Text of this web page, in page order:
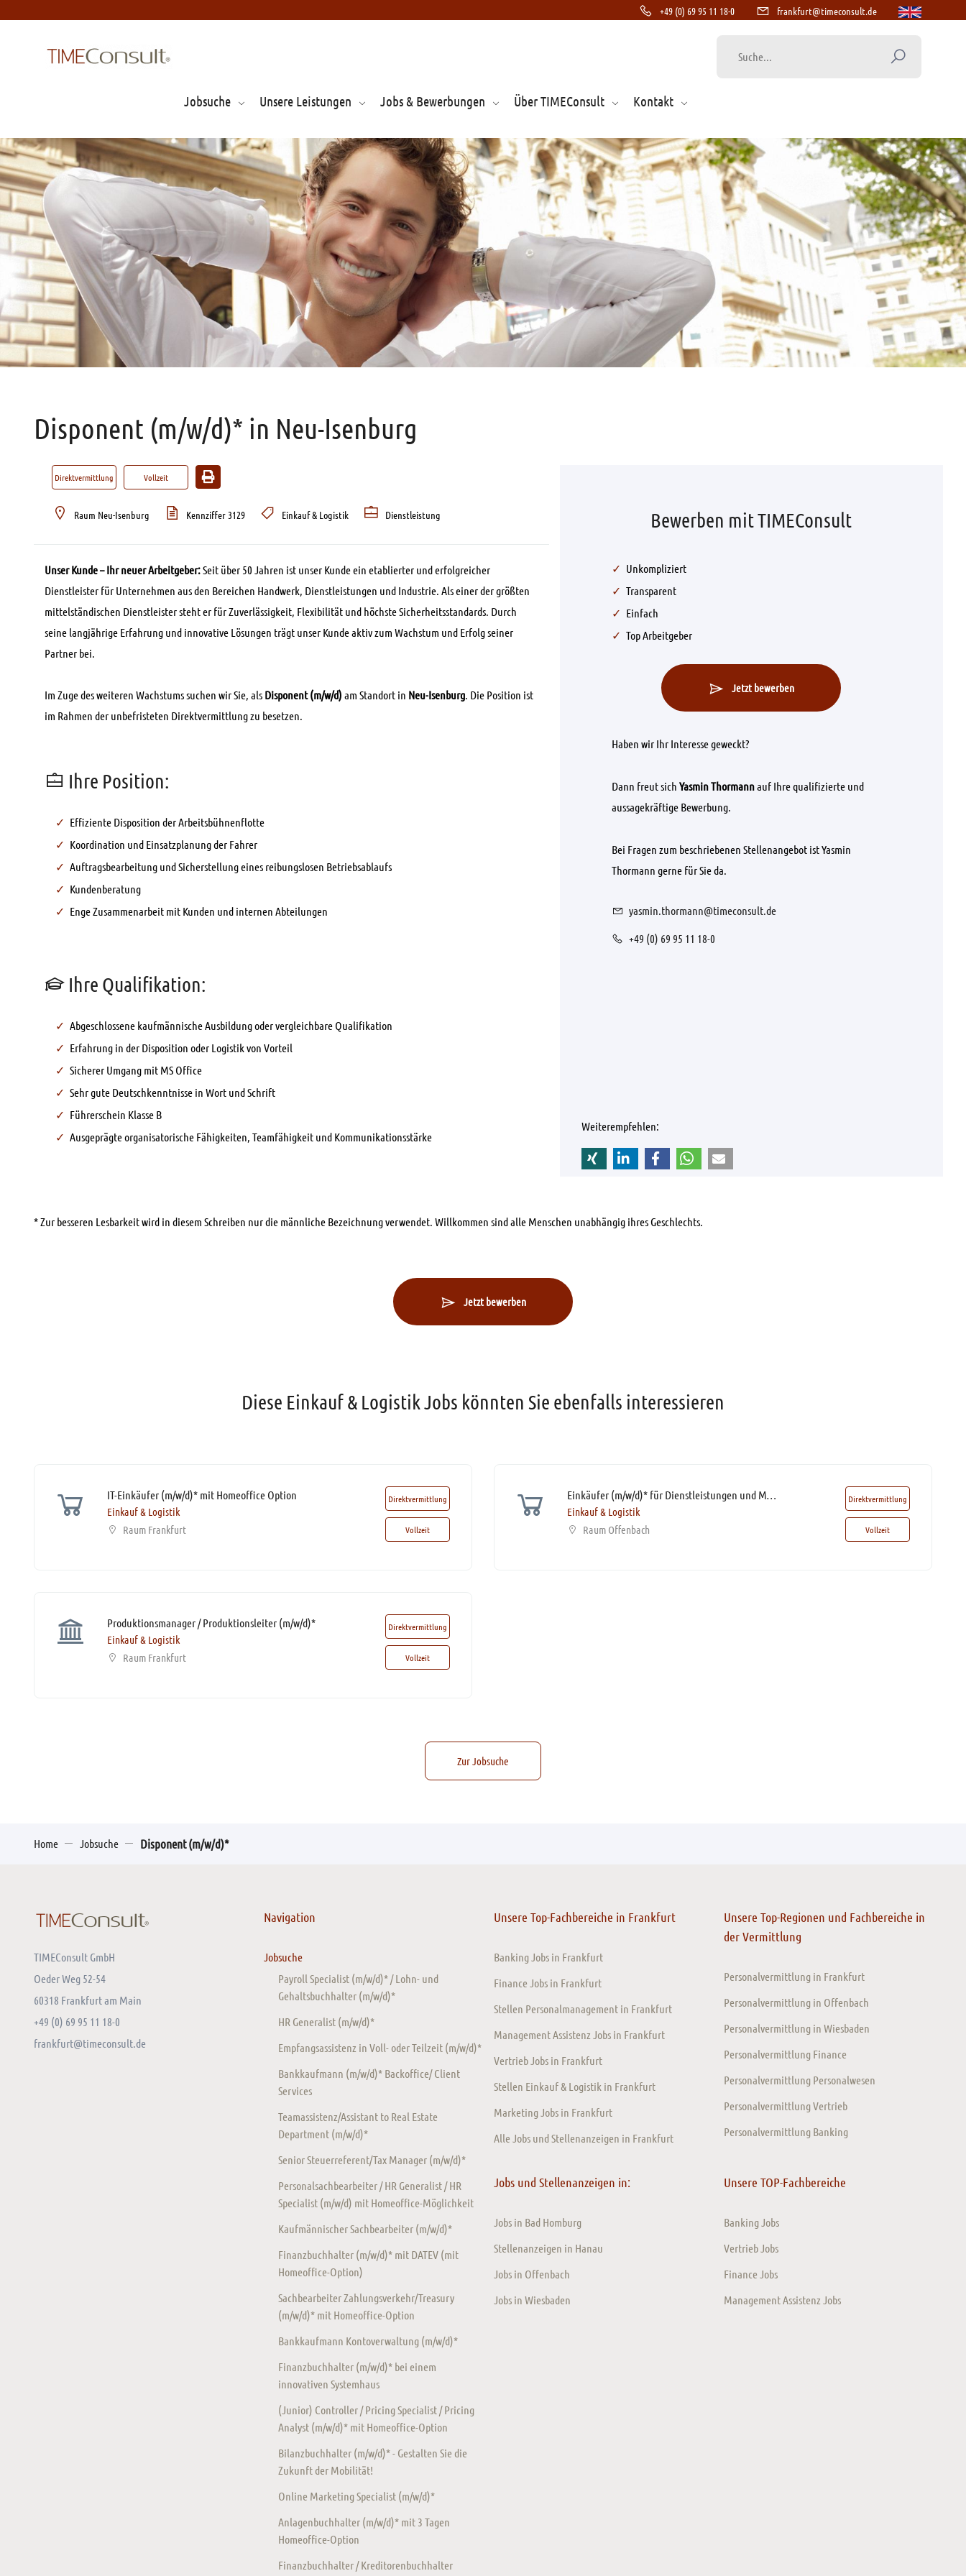
+49 (0) 69 95 11 18-0 frankfurt@timeconsult.de
Jobsuche Unsere Leistungen Jobs & Bewerbungen Über TIMEConsult Kontakt
Disponent (m/w/d)* in Neu-Isenburg
Direktvermittlung Vollzeit
Raum Neu-Isenburg Kennziffer 3129 Einkauf & Logistik Dienstleistung
Unser Kunde – Ihr neuer Arbeitgeber:Seit über 50 Jahren ist unser Kunde ein etablierter und erfolgreicher
Dienstleister für Unternehmen aus den Bereichen Handwerk, Dienstleistungen und Industrie. Als einer der größten
mittelständischen Dienstleister steht er für Zuverlässigkeit, Flexibilität und höchste Sicherheitsstandards. Durch
seine langjährige Erfahrung und innovative Lösungen trägt unser Kunde aktiv zum Wachstum und Erfolg seiner
Partner bei.
Im Zuge des weiteren Wachstums suchen wir Sie, als Disponent (m/w/d) am Standort in Neu-Isenburg. Die Position ist
im Rahmen der unbefristeten Direktvermittlung zu besetzen.
Ihre Position:
Effiziente Disposition der Arbeitsbühnenflotte
Koordination und Einsatzplanung der Fahrer
Auftragsbearbeitung und Sicherstellung eines reibungslosen Betriebsablaufs
Kundenberatung
Enge Zusammenarbeit mit Kunden und internen Abteilungen
Ihre Qualifikation:
Abgeschlossene kaufmännische Ausbildung oder vergleichbare Qualifikation
Erfahrung in der Disposition oder Logistik von Vorteil
Sicherer Umgang mit MS Office
Sehr gute Deutschkenntnisse in Wort und Schrift
Führerschein Klasse B
Ausgeprägte organisatorische Fähigkeiten, Teamfähigkeit und Kommunikationsstärke
Bewerben mit TIMEConsult
Unkompliziert
Transparent
Einfach
Top Arbeitgeber
Jetzt bewerben
Haben wir Ihr Interesse geweckt?
Dann freut sich Yasmin Thormannauf Ihre qualifizierte und
aussagekräftige Bewerbung.
Bei Fragen zum beschriebenen Stellenangebot ist Yasmin
Thormann gerne für Sie da.
yasmin.thormann@timeconsult.de
+49 (0) 69 95 11 18-0
Weiterempfehlen:
* Zur besseren Lesbarkeit wird in diesem Schreiben nur die männliche Bezeichnung verwendet. Willkommen sind alle Menschen unabhängig ihres Geschlechts.
Jetzt bewerben
Diese Einkauf & Logistik Jobs könnten Sie ebenfalls interessieren
IT-Einkäufer (m/w/d)* mit Homeoffice Option
Einkauf & Logistik
Raum Frankfurt
Direktvermittlung
Vollzeit
Einkäufer (m/w/d)* für Dienstleistungen und Materialien mit 50% Homeoffice
Einkauf & Logistik
Raum Offenbach
Direktvermittlung
Vollzeit
Produktionsmanager / Produktionsleiter (m/w/d)*
Einkauf & Logistik
Raum Frankfurt
Direktvermittlung
Vollzeit
Zur Jobsuche
Home Jobsuche Disponent (m/w/d)*
TIMEConsult GmbH
Oeder Weg 52-54
60318 Frankfurt am Main
+49 (0) 69 95 11 18-0
frankfurt@timeconsult.de
Navigation
Jobsuche
Payroll Specialist (m/w/d)* / Lohn- und
Gehaltsbuchhalter (m/w/d)*
HR Generalist (m/w/d)*
Empfangsassistenz in Voll- oder Teilzeit (m/w/d)*
Bankkaufmann (m/w/d)* Backoffice/ Client
Services
Teamassistenz/Assistant to Real Estate
Department (m/w/d)*
Senior Steuerreferent/Tax Manager (m/w/d)*
Personalsachbearbeiter / HR Generalist / HR
Specialist (m/w/d) mit Homeoffice-Möglichkeit
Kaufmännischer Sachbearbeiter (m/w/d)*
Finanzbuchhalter (m/w/d)* mit DATEV (mit
Homeoffice-Option)
Sachbearbeiter Zahlungsverkehr/Treasury
(m/w/d)* mit Homeoffice-Option
Bankkaufmann Kontoverwaltung (m/w/d)*
Finanzbuchhalter (m/w/d)* bei einem
innovativen Systemhaus
(Junior) Controller / Pricing Specialist / Pricing
Analyst (m/w/d)* mit Homeoffice-Option
Bilanzbuchhalter (m/w/d)* - Gestalten Sie die
Zukunft der Mobilität!
Online Marketing Specialist (m/w/d)*
Anlagenbuchhalter (m/w/d)* mit 3 Tagen
Homeoffice-Option
Finanzbuchhalter / Kreditorenbuchhalter
Unsere Top-Fachbereiche in Frankfurt
Banking Jobs in Frankfurt
Finance Jobs in Frankfurt
Stellen Personalmanagement in Frankfurt
Management Assistenz Jobs in Frankfurt
Vertrieb Jobs in Frankfurt
Stellen Einkauf & Logistik in Frankfurt
Marketing Jobs in Frankfurt
Alle Jobs und Stellenanzeigen in Frankfurt
Unsere Top-Regionen und Fachbereiche in
der Vermittlung
Personalvermittlung in Frankfurt
Personalvermittlung in Offenbach
Personalvermittlung in Wiesbaden
Personalvermittlung Finance
Personalvermittlung Personalwesen
Personalvermittlung Vertrieb
Personalvermittlung Banking
Jobs und Stellenanzeigen in:
Jobs in Bad Homburg
Stellenanzeigen in Hanau
Jobs in Offenbach
Jobs in Wiesbaden
Unsere TOP-Fachbereiche
Banking Jobs
Vertrieb Jobs
Finance Jobs
Management Assistenz Jobs